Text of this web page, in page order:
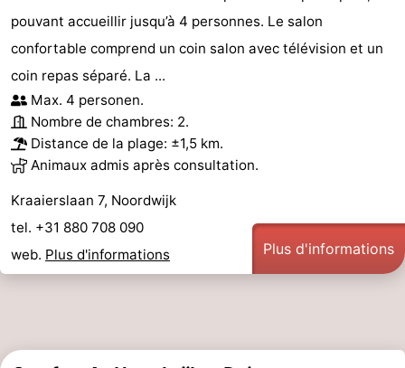
pouvant accueillir jusqu’à 4 personnes. Le salon
confortable comprend un coin salon avec télévision et un
coin repas séparé. La ...
Max. 4 personen.
Nombre de chambres: 2.
Distance de la plage: ±1,5 km.
Animaux admis après consultation.
Kraaierslaan 7, Noordwijk
tel. +31 880 708 090
web. Plus d'informations Plus d'informations